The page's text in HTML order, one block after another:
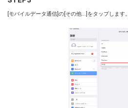
[モバイルデータ通信]の[その他...]をタップします。